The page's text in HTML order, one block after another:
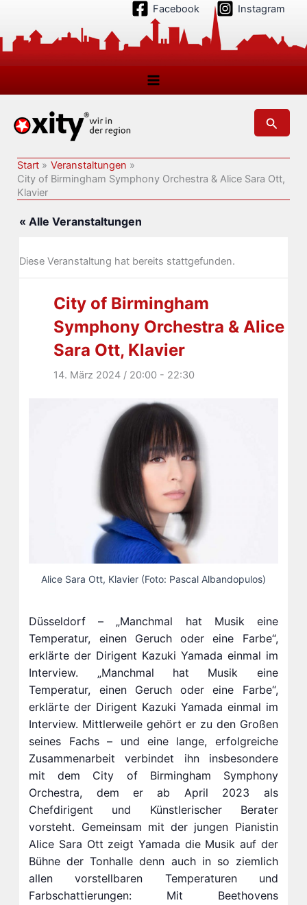
springen
Facebook Instagram
Suchen
Start
Veranstaltungen
City of Birmingham Symphony Orchestra & Alice Sara Ott,
Klavier
« Alle Veranstaltungen
Diese Veranstaltung hat bereits stattgefunden.
City of Birmingham
Symphony Orchestra & Alice
Sara Ott, Klavier
14. März 2024 / 20:00- 22:30
Alice Sara Ott, Klavier (Foto: Pascal Albandopulos)
Düsseldorf – „Manchmal hat Musik eine
Temperatur, einen Geruch oder eine Farbe“,
erklärte der Dirigent Kazuki Yamada einmal im
Interview. „Manchmal hat Musik eine
Temperatur, einen Geruch oder eine Farbe“,
erklärte der Dirigent Kazuki Yamada einmal im
Interview. Mittlerweile gehört er zu den Großen
seines Fachs – und eine lange, erfolgreiche
Zusammenarbeit verbindet ihn insbesondere
mit dem City of Birmingham Symphony
Orchestra, dem er ab April 2023 als
Chefdirigent und Künstlerischer Berater
vorsteht. Gemeinsam mit der jungen Pianistin
Alice Sara Ott zeigt Yamada die Musik auf der
Bühne der Tonhalle denn auch in so ziemlich
allen vorstellbaren Temperaturen und
Farbschattierungen: Mit Beethovens